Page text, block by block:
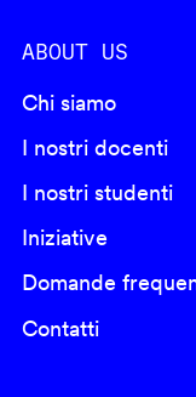
ABOUT US
Chi siamo
I nostri docenti
I nostri studenti
Iniziative
Domande
Contatti